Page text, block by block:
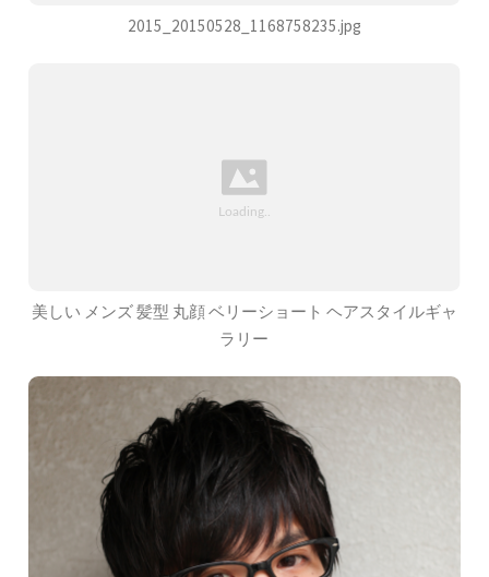
2015_20150528_1168758235.jpg
美しい メンズ 髪型 丸顔 ベリーショート ヘアスタイルギャ
ラリー